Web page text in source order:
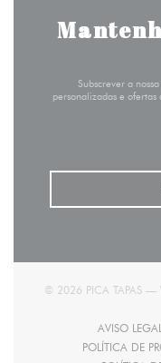
Subscrever a
personalizadas e
© 2026 PICA TAPAS —
AVISO
POLÍTICA DE